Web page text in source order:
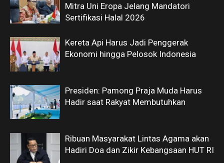
Mitra Uni Eropa Jelang Mandatori
Sertifikasi Halal 2026
Kereta Api Harus Jadi Penggerak
Ekonomi hingga Pelosok Indonesia
Presiden: Pamong Praja Muda Harus
Hadir saat Rakyat Membutuhkan
Ribuan Masyarakat Lintas Agama akan
Hadiri Doa dan Zikir Kebangsaan HUT RI